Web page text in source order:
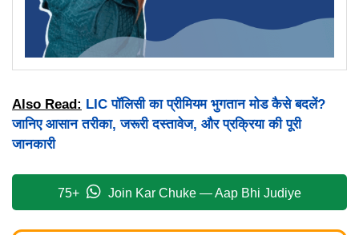
Also Read: LIC पॉलिसी का प्रीमियम भुगतान मोड कैसे बदलें?
जानिए आसान तरीका, जरूरी दस्तावेज, और प्रक्रिया की पूरी
जानकारी
75+ Join Kar Chuke — Aap Bhi Judiye